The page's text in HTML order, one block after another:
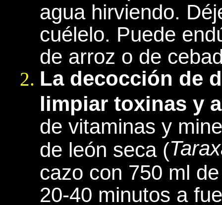
agua hirviendo.
cuélelo. Puede
de arroz o de
La decocción de
limpiar toxinas y
de vitaminas y
de león seca (
cazo con 750 ml
20-40 minutos a